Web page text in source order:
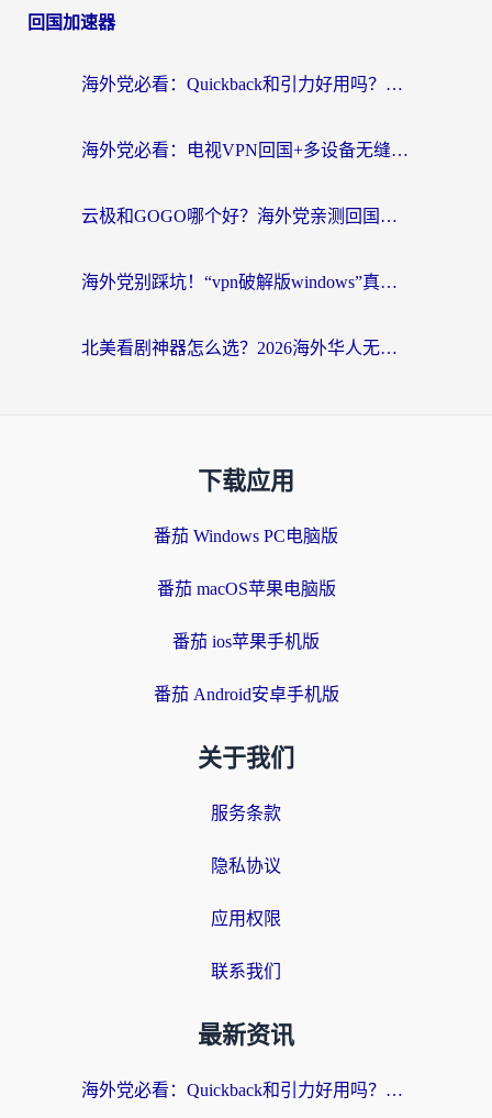
回国加速器
海外党必看：Quickback和引力好用吗？3分钟搞懂回国加速器怎么选
海外党必看：电视VPN回国+多设备无缝访问国内资源的实用指南
云极和GOGO哪个好？海外党亲测回国加速器选择指南（附iOS免费&Windows VPN实用技巧）
海外党别踩坑！“vpn破解版windows”真的能用？教你选对回国加速器无缝刷国内资源
北美看剧神器怎么选？2026海外华人无缝访问国内资源全攻略
下载应用
番茄 Windows PC电脑版
番茄 macOS苹果电脑版
番茄 ios苹果手机版
番茄 Android安卓手机版
关于我们
服务条款
隐私协议
应用权限
联系我们
最新资讯
海外党必看：Quickback和引力好用吗？3分钟搞懂回国加速器怎么选